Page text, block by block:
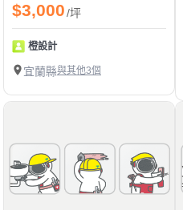
$3,000/坪
橙設計
宜蘭縣與其他3個